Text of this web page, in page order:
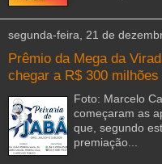
segunda-feira, 21 de
Prêmio da Mega da
chegar a R$ 300 milhões
Foto: Marcelo
começaram as
que, segundo
premiação...